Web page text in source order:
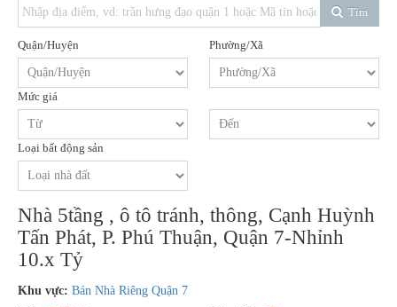
Tìm
Quận/Huyện Phường/Xã
Mức giá
Loại bất động sản
Nhà 5tầng , ô tô tránh, thông, Cạnh Huỳnh
Tấn Phát, P. Phú Thuận, Quận 7-Nhỉnh
10.x Tỷ
Khu vực: Bán Nhà Riêng Quận 7